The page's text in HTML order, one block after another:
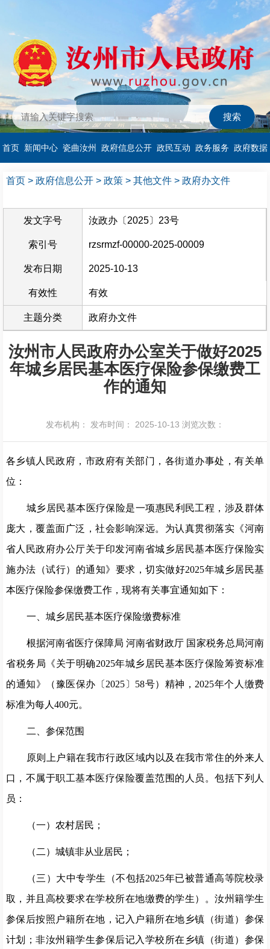
首页 新闻中心 瓷曲汝州 政府信息公开 政民互动 政务服务 政府数据
首页 > 政府信息公开 > 政策 > 其他文件 > 政府办文件
发文字号 汝政办〔2025〕23号
索引号 rzsrmzf-00000-2025-00009
发布日期 2025-10-13
有效性 有效
主题分类 政府办文件
汝州市人民政府办公室关于做好2025
年城乡居民基本医疗保险参保缴费工
作的通知
发布机构： 发布时间： 2025-10-13 浏览次数：
各乡镇人民政府，市政府有关部门，各街道办事处，有关单
位：
城乡居民基本医疗保险是一项惠民利民工程，涉及群体
庞大，覆盖面广泛，社会影响深远。为认真贯彻落实《河南
省人民政府办公厅关于印发河南省城乡居民基本医疗保险实
施办法（试行）的通知》 要求， 切实做好2025年城乡居民基
本医疗保险参保缴费工作，现将有关事宜通知如下：
一、城乡居民基本医疗保险缴费标准
根据河南省医疗保障局 河南省财政厅 国家税务总局河南
省税务局 《关于明确2025年城乡居民基本医疗保险筹资标准
的通知》（豫 医保办 〔 2025 〕 58号）精神 ， 2025年个人缴费
标准为每人 400元。
二、参保范围
原则上户籍在我市行政区域内 以及在我市常住的外来人
口 ，不属于职工基本医疗保险覆盖范围的人员。包括下列人
员：
（一）农村居民；
（二）城镇非从业居民；
（三） 大中专学生（不包括2025年已被普通高等院校录
取，并且高校要求在学校所在地缴费的学生）
。汝州籍学生
参保后按照户籍所在地，记入户籍所在地乡镇 （街道） 参保
计划
； 非汝州籍学生参保后记入学校所在乡镇 （街道） 参保